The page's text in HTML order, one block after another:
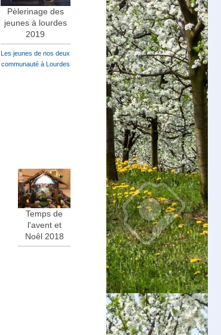
Pèlerinage des
jeunes à lourdes
2019
Les jeunes de nos deux
communauté à Lourdes
Temps de
l'avent et
Noêl 2018